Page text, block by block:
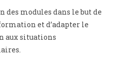
des modules dans le but de
et d’adapter le
aux situations